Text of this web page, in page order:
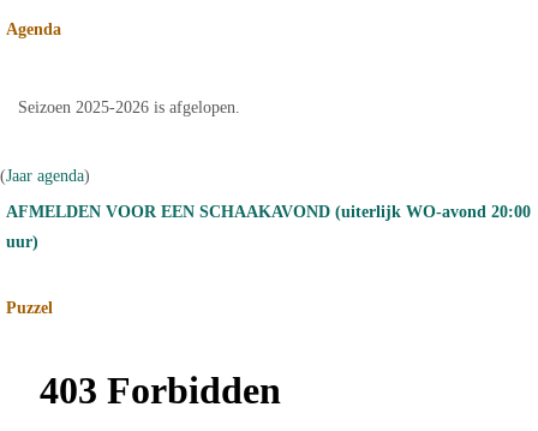
Agenda
Seizoen 2025-2026 is afgelopen.
(Jaar agenda)
AFMELDEN VOOR EEN SCHAAKAVOND (uiterlijk WO-avond 20:00
uur)
Puzzel